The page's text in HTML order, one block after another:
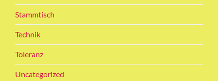
Stammtisch
Technik
Toleranz
Uncategorized